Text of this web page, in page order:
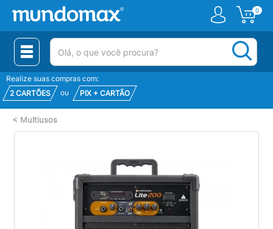
0
(pesquisar)
Realize suas compras com:
2 CARTÕES
ou PIX + CARTÃO
< Multiusos